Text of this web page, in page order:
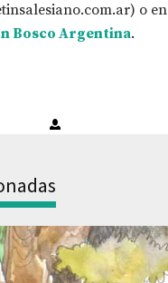
o en
Bosco Argentina.